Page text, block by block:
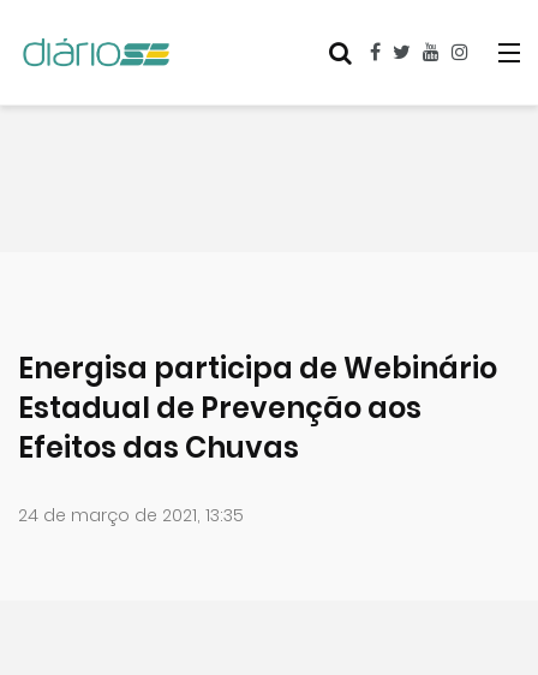
Energisa participa de Webinário
Estadual de Prevenção aos
Efeitos das Chuvas
24 de março de 2021, 13:35